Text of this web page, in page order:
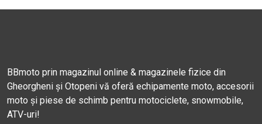
BBmoto prin magazinul online & magazinele fizice din
Gheorgheni și Otopeni vă oferă echipamente moto, accesorii
moto și piese de schimb pentru motociclete, snowmobile,
ATV-uri!